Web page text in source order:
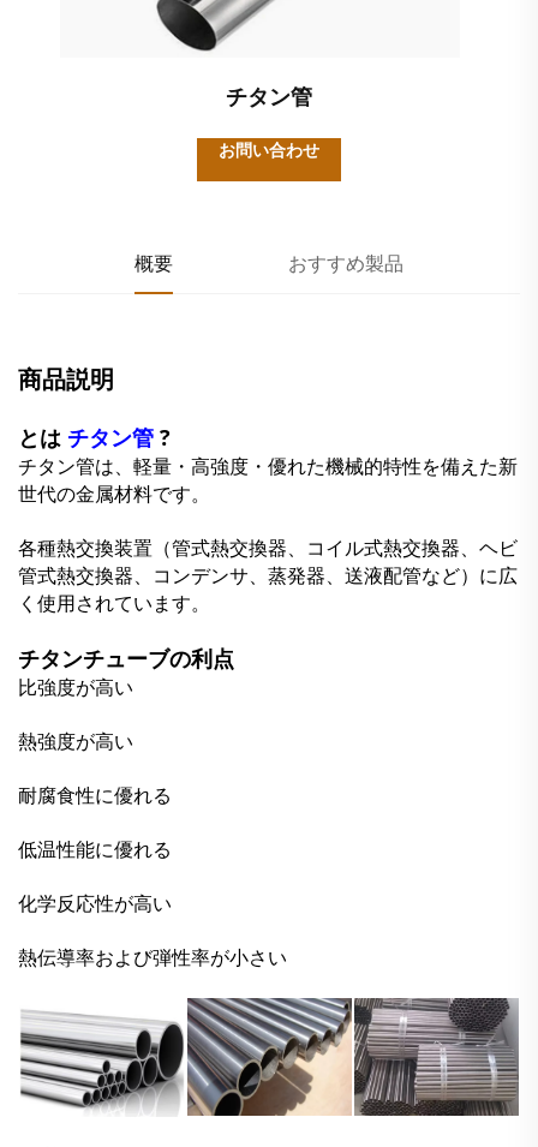
チタン管
お問い合わせ
概要 おすすめ製品
商品説明
とは チタン管 ?
チタン管は、軽量・高強度・優れた機械的特性を備えた新
世代の金属材料です。
各種熱交換装置（管式熱交換器、コイル式熱交換器、ヘビ
管式熱交換器、コンデンサ、蒸発器、送液配管など）に広
く使用されています。
チタンチューブの利点
比強度が高い
熱強度が高い
耐腐食性に優れる
低温性能に優れる
化学反応性が高い
熱伝導率および弾性率が小さい